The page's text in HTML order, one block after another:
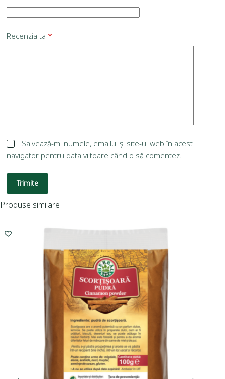
Recenzia ta *
Salvează-mi numele, emailul și site-ul web în acest
navigator pentru data viitoare când o să comentez.
Trimite
Produse similare